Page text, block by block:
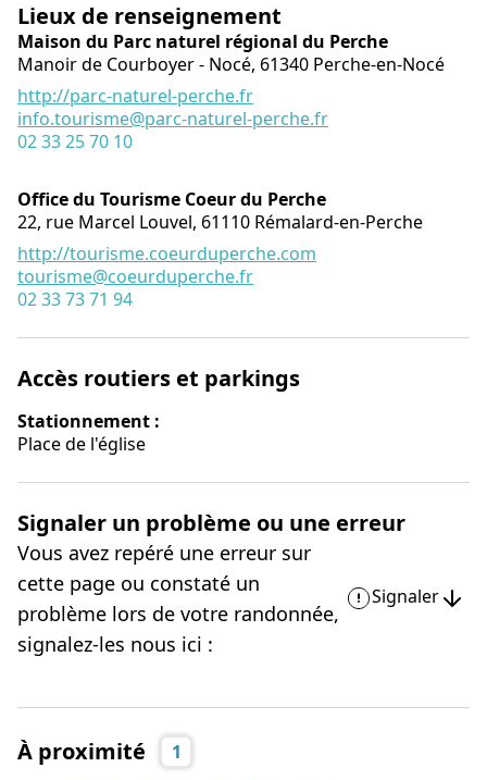
Lieux de renseignement
Maison du Parc naturel régional du Perche
Manoir de Courboyer - Nocé, 61340 Perche-en-Nocé
http://parc-naturel-perche.fr
info.tourisme@parc-naturel-perche.fr
02 33 25 70 10
Office du Tourisme Coeur du Perche
22, rue Marcel Louvel, 61110 Rémalard-en-Perche
http://tourisme.coeurduperche.com
tourisme@coeurduperche.fr
02 33 73 71 94
Accès routiers et parkings
Stationnement :
Place de l'église
Signaler un problème ou une erreur
Vous avez repéré une erreur sur
cette page ou constaté un
problème lors de votre randonnée,
signalez-les nous ici :
Signaler
À proximité 1